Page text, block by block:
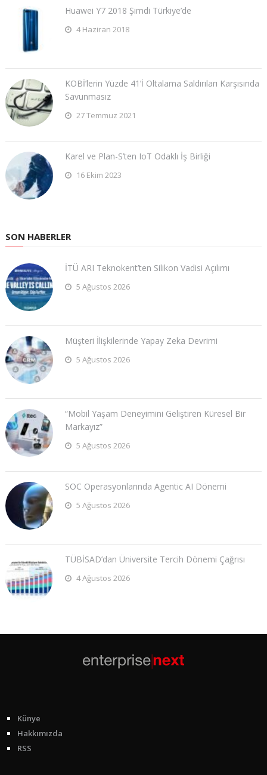
Huawei Y7 2018 Şimdi Türkiye’de
4 Haziran 2018
KOBİ’lerin Yüzde 41’İ Oltalama Saldırıları Karşısında
Savunmasız
27 Temmuz 2021
Karel ve Plan-S’ten IoT Odaklı İş Birliği
16 Ekim 2023
SON HABERLER
İTÜ ARI Teknokent’ten Silikon Vadisi Açılımı
5 Ağustos 2026
Müşteri İlişkilerinde Yapay Zeka Devrimi
5 Ağustos 2026
“Mobil Yaşam Deneyimini Geliştiren Küresel Bir
Markayız”
5 Ağustos 2026
SOC Operasyonlarında Agentic AI Dönemi
5 Ağustos 2026
TÜBİSAD’dan Üniversite Tercih Dönemi Çağrısı
4 Ağustos 2026
Künye
Hakkımızda
RSS